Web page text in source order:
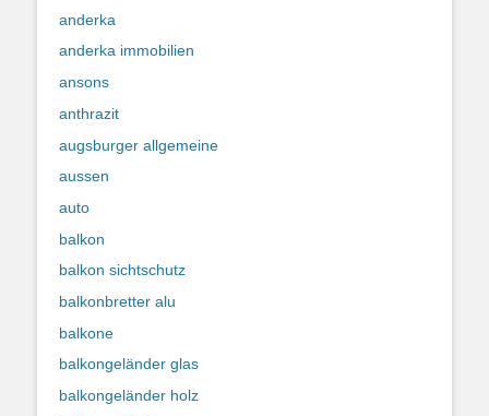
anderka
anderka immobilien
ansons
anthrazit
augsburger allgemeine
aussen
auto
balkon
balkon sichtschutz
balkonbretter alu
balkone
balkongeländer glas
balkongeländer holz